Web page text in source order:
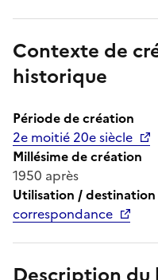
Contexte de
historique
Période de création
2e moitié 20e siècle
Millésime de création
1950 après
Utilisation / destination
correspondance